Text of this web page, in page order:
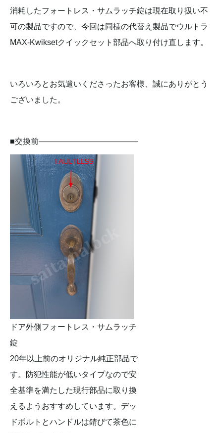
消耗したフォートレス・サムラッチ錠は現在取り扱い不
可の製品ですので、今回は同様の代替え製品でウルトラ
MAX-Kwiksetクイックセット部品へ取り付け直します。
いろいろとお気遣いくださったお客様、誠にありがとう
ございました。
■交換前————————————–
ドア外側フォートレス・サムラッチ
錠
20年以上前のオリジナル純正部品で
す。防犯性能が低いタイプなので安
全基準を満たした現行部品に取り換
えるようおすすめしています。デッ
ドボルトとハンドルは錆びて茶色に